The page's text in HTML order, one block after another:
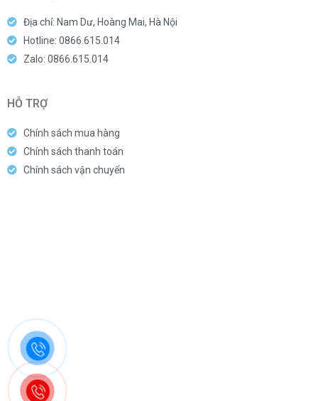
Địa chỉ: Nam Dư, Hoàng Mai, Hà Nội
Hotline: 0866.615.014
Zalo: 0866.615.014
HỖ TRỢ
Chính sách mua hàng
Chính sách thanh toán
Chính sách vận chuyển